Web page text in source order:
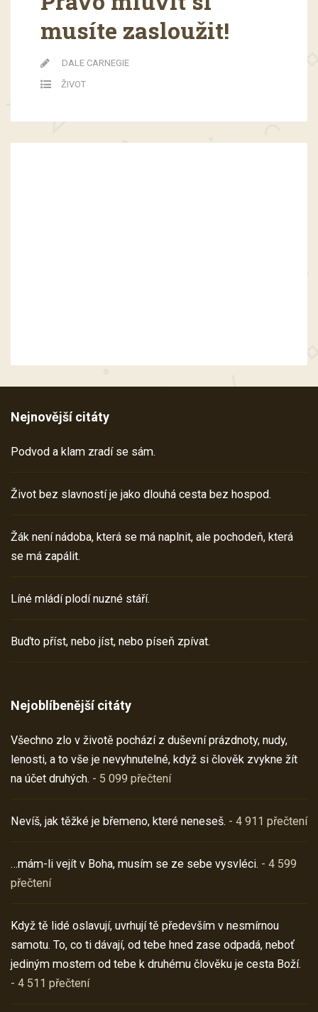
musíte zasloužit!
DALE CARNEGIE
ŽIVOT
Nejnovější citáty
Podvod a klam zradí se sám.
Život bez slavností je jako dlouhá cesta bez hospod.
Žák není nádoba, která se má naplnit, ale pochodeň, která
se má zapálit.
Líné mládí plodí nuzné stáří.
Buďto příst, nebo jíst, nebo píseň zpívat.
Nejoblíbenější citáty
Všechno zlo v životě pochází z duševní prázdnoty, nudy,
lenosti, a to vše je nevyhnutelné, když si člověk zvykne žít
na účet druhých. - 5 099 přečtení
Nevíš, jak těžké je břemeno, které neneseš. - 4 911 přečtení
…mám-li vejít v Boha, musím se ze sebe vysvléci. - 4 599
přečtení
Když tě lidé oslavují, uvrhují tě především v nesmírnou
samotu. To, co ti dávají, od tebe hned zase odpadá, neboť
jediným mostem od tebe k druhému člověku je cesta Boží.
- 4 511 přečtení